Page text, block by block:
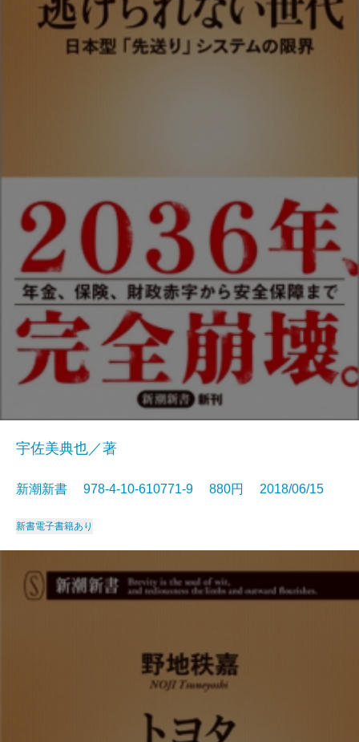
宇佐美典也／著
新潮新書 978-4-10-610771-9 880円 2018/06/15
新書電子書籍あり